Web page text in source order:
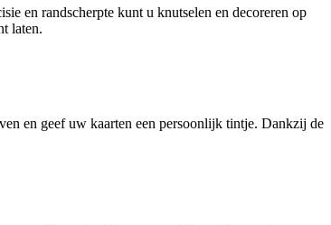
en randscherpte kunt u knutselen en decoreren op
laten.
en geef uw kaarten een persoonlijk tintje. Dankzij de